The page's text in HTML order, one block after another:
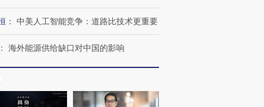
蟑螂”的印
抗争将教
湖北宜昌局部短时降雨
128毫米 紧急转移近
背后：太空垃圾与
： 中美人工智能竞争：道路比技术更重要
： 海外能源供给缺口对中国的影响